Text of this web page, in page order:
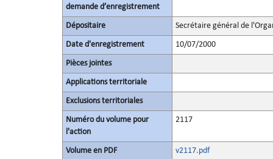
demande d’enregistrement
Dépositaire Secrétaire général de
Date d'enregistrement 10/07/2000
Pièces jointes
Applications territoriale
Exclusions territoriales
Numéro du volume pour
l'action
2117
Volume en PDF v2117.pdf